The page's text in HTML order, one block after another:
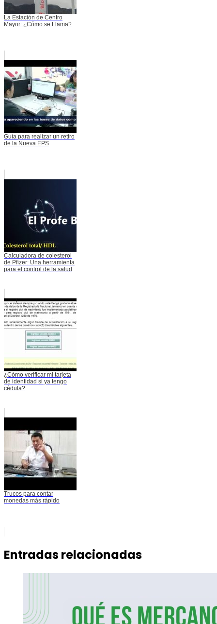
La Estación de Centro
Mayor: ¿Cómo se Llama?
Guía para realizar un retiro
de la Nueva EPS
Calculadora de colesterol
de Pfizer: Una herramienta
para el control de la salud
¿Cómo verificar mi tarjeta
de identidad si ya tengo
cédula?
Trucos para contar
monedas más rápido
Entradas relacionadas